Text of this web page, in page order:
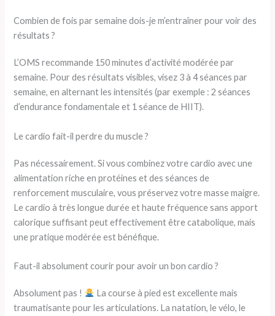
Combien de fois par semaine dois-je m’entraîner pour voir des
résultats ?
L’OMS recommande 150 minutes d’activité modérée par
semaine. Pour des résultats visibles, visez 3 à 4 séances par
semaine, en alternant les intensités (par exemple : 2 séances
d’endurance fondamentale et 1 séance de HIIT).
Le cardio fait-il perdre du muscle ?
Pas nécessairement. Si vous combinez votre cardio avec une
alimentation riche en protéines et des séances de
renforcement musculaire, vous préservez votre masse maigre.
Le cardio à très longue durée et haute fréquence sans apport
calorique suffisant peut effectivement être catabolique, mais
une pratique modérée est bénéfique.
Faut-il absolument courir pour avoir un bon cardio ?
Absolument pas !
La course à pied est excellente mais
traumatisante pour les articulations. La natation, le vélo, le